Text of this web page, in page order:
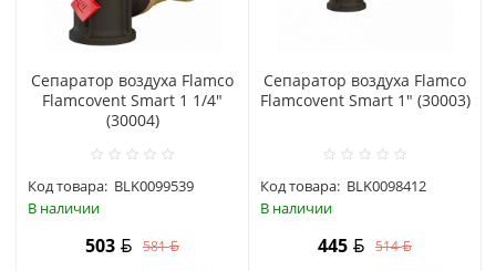
Сепаратор воздуха Flamco
Flamcovent Smart 1 1/4"
(30004)
Код товара: BLK0099539
В наличии
503 581
Сепаратор воздуха Flamco
Flamcovent Smart 1" (30003)
Код товара: BLK0098412
В наличии
445 514